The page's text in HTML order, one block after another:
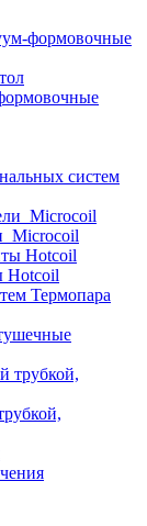
формовочные
систем
Hotcoil
Термопара